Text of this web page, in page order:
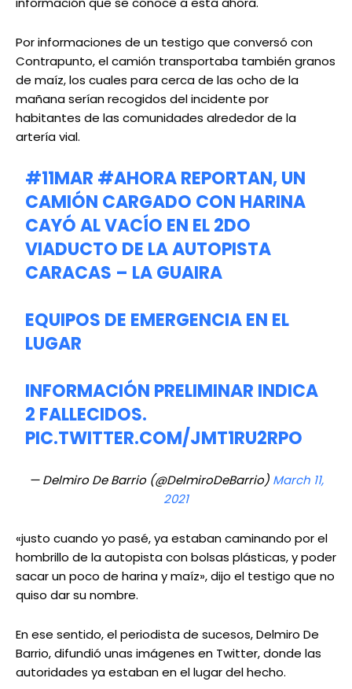
Por informaciones de un testigo que conversó con
Contrapunto, el camión transportaba también granos
de maíz, los cuales para cerca de las ocho de la
mañana serían recogidos del incidente por
habitantes de las comunidades alrededor de la
artería vial.
#11MAR #AHORAREPORTAN, UN
CAMIÓN CARGADO CON HARINA
CAYÓ AL VACÍO EN EL 2DO
VIADUCTO DE LA AUTOPISTA
CARACAS – LA GUAIRA
EQUIPOS DE EMERGENCIA EN EL
LUGAR
INFORMACIÓN PRELIMINAR INDICA
2 FALLECIDOS.
PIC.TWITTER.COM/JMT1RU2RPO
— Delmiro De Barrio (@DelmiroDeBarrio) March 11,
2021
«justo cuando yo pasé, ya estaban caminando por el
hombrillo de la autopista con bolsas plásticas, y poder
sacar un poco de harina y maíz», dijo el testigo que no
quiso dar su nombre.
En ese sentido, el periodista de sucesos, Delmiro De
Barrio, difundió unas imágenes en Twitter, donde las
autoridades ya estaban en el lugar del hecho.